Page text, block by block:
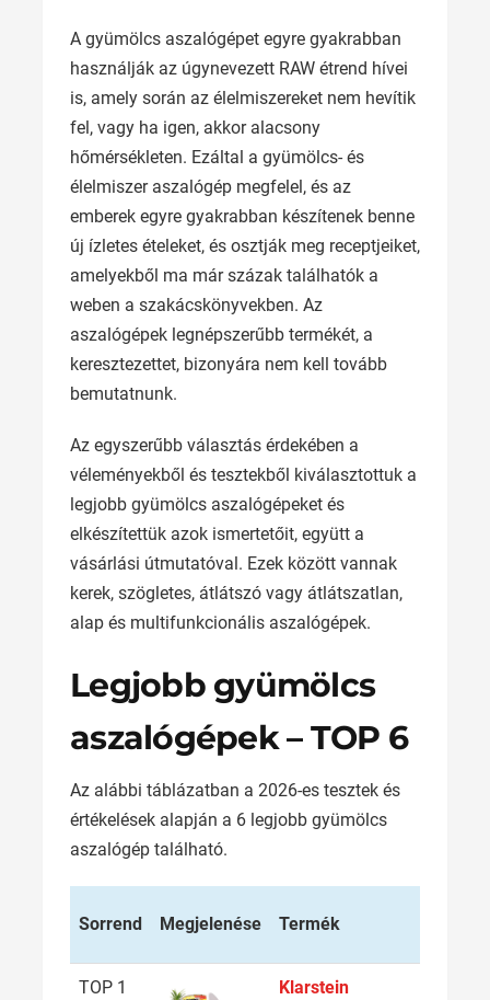
A gyümölcs aszalógépet egyre gyakrabban
használják az úgynevezett RAW étrend hívei
is, amely során az élelmiszereket nem hevítik
fel, vagy ha igen, akkor alacsony
hőmérsékleten. Ezáltal a gyümölcs- és
élelmiszer aszalógép megfelel, és az
emberek egyre gyakrabban készítenek benne
új ízletes ételeket, és osztják meg receptjeiket,
amelyekből ma már százak találhatók a
weben a szakácskönyvekben. Az
aszalógépek legnépszerűbb termékét, a
keresztezettet, bizonyára nem kell tovább
bemutatnunk.
Az egyszerűbb választás érdekében a
véleményekből és tesztekből kiválasztottuk a
legjobb gyümölcs aszalógépeket és
elkészítettük azok ismertetőit, együtt a
vásárlási útmutatóval. Ezek között vannak
kerek, szögletes, átlátszó vagy átlátszatlan,
alap és multifunkcionális aszalógépek.
Legjobb gyümölcs
aszalógépek – TOP 6
Az alábbi táblázatban a 2026-es tesztek és
értékelések alapján a 6 legjobb gyümölcs
aszalógép található.
Sorrend Megjelenése Termék
TOP 1
Klarstein